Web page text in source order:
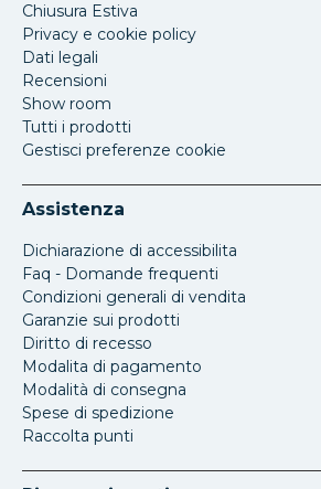
Chiusura Estiva
Privacy e cookie policy
Dati legali
Recensioni
Show room
Tutti i prodotti
Gestisci preferenze cookie
Assistenza
Dichiarazione di accessibilita
Faq - Domande frequenti
Condizioni generali di vendita
Garanzie sui prodotti
Diritto di recesso
Modalita di pagamento
Modalità di consegna
Spese di spedizione
Raccolta punti